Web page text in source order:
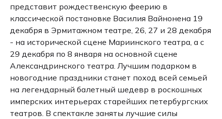
представит рождественскую феерию в
классической постановке Василия Вайнонена 19
декабря в Эрмитажном театре, 26, 27 и 28 декабря
- на исторической сцене Мариинского театра, а с
29 декабря по 8 января на основной сцене
Александринского театра. Лучшим подарком в
новогодние праздники станет поход всей семьей
на легендарный балетный шедевр в роскошных
имперских интерьерах старейших петербургских
театров. В спектакле заняты лучшие силы